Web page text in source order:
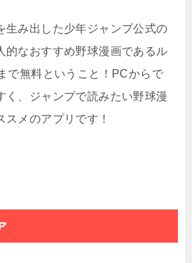
生み出した少年ジャンプ公式の
的なおすすめ野球漫画であるル
で無料ということ！ PCからで
く、ジャンプで読みたい野球漫
メのアプリです！